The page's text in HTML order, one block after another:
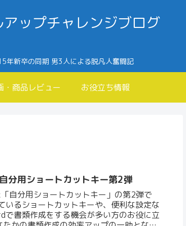
アップチャレンジブログ
年新卒の同期 男3人による脱凡人奮闘記
・商品レビュー お役立ち情報
分用ショートカットキー第2弾
自分用ショートカットキー」の第2弾で
いるショートカットキーや、便利な設定な
で書類作成をする機会が多い方のお役に立